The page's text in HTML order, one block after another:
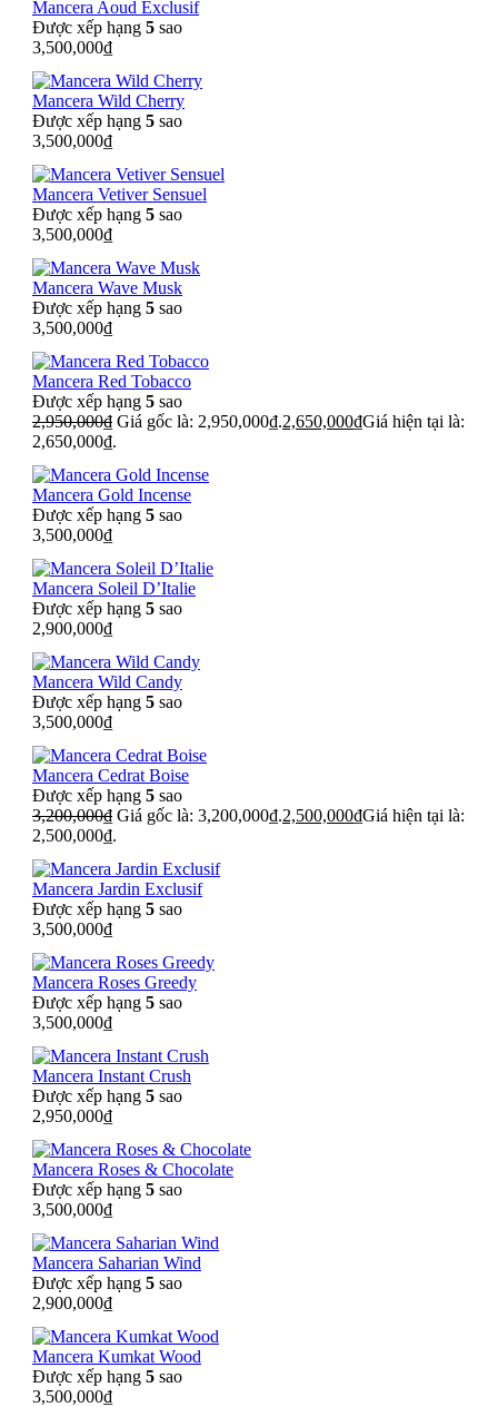
Mancera Aoud Exclusif
Được xếp hạng 5 sao
3,500,000₫
Mancera Wild Cherry
Được xếp hạng 5 sao
3,500,000₫
Mancera Vetiver Sensuel
Được xếp hạng 5 sao
3,500,000₫
Mancera Wave Musk
Được xếp hạng 5 sao
3,500,000₫
Mancera Red Tobacco
Được xếp hạng 5 sao
2,950,000₫ Giá gốc là: 2,950,000₫.2,650,000₫Giá hiện tại là:
2,650,000₫.
Mancera Gold Incense
Được xếp hạng 5 sao
3,500,000₫
Mancera Soleil D’Italie
Được xếp hạng 5 sao
2,900,000₫
Mancera Wild Candy
Được xếp hạng 5 sao
3,500,000₫
Mancera Cedrat Boise
Được xếp hạng 5 sao
3,200,000₫ Giá gốc là: 3,200,000₫.2,500,000₫Giá hiện tại là:
2,500,000₫.
Mancera Jardin Exclusif
Được xếp hạng 5 sao
3,500,000₫
Mancera Roses Greedy
Được xếp hạng 5 sao
3,500,000₫
Mancera Instant Crush
Được xếp hạng 5 sao
2,950,000₫
Mancera Roses & Chocolate
Được xếp hạng 5 sao
3,500,000₫
Mancera Saharian Wind
Được xếp hạng 5 sao
2,900,000₫
Mancera Kumkat Wood
Được xếp hạng 5 sao
3,500,000₫